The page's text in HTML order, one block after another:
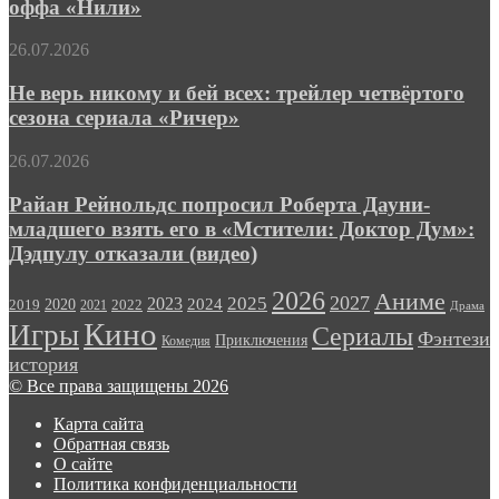
мужиков
первом
спин-
оффа
оффа «Нили»
Не
никому
и
бей
трейлер
сезона
сериала
«Ричер»
26.07.2026
Не верь никому и бей всех: трейлер четвёртого
сезона сериала «Ричер»
Райан
попросил
Роберта
Дауни-
младшего
его
«Мстители:
Доктор
Дум»:
Дэдпулу
отказали
(видео)
26.07.2026
Райан Рейнольдс попросил Роберта Дауни-
младшего взять его в «Мстители: Доктор Дум»:
Дэдпулу отказали (видео)
2019 2020 2021 2022 2023 2024 2025 2026 2027 Аниме Драма
ИгрыКино Комедия Приключения Сериалы Фэнтези
история
© Все права защищены 2026
Карта сайта
Обратная связь
О сайте
Политика конфиденциальности